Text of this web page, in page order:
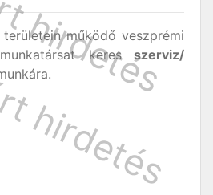
működő veszprémi
keresszerviz/